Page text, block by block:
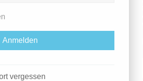
vergessen